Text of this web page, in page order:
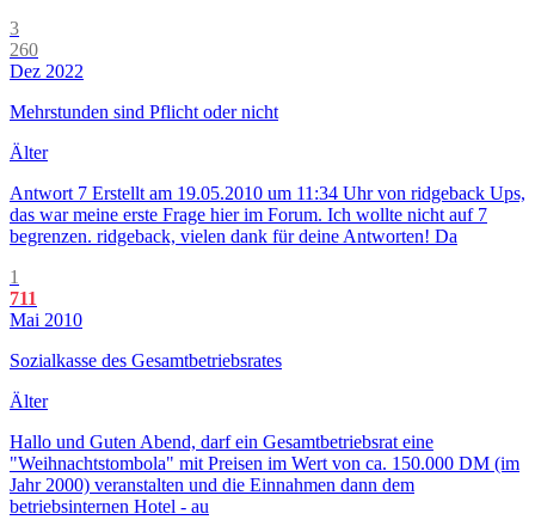
3
260
Dez 2022
Mehrstunden sind Pflicht oder nicht
Älter
Antwort 7 Erstellt am 19.05.2010 um 11:34 Uhr von ridgeback Ups,
das war meine erste Frage hier im Forum. Ich wollte nicht auf 7
begrenzen. ridgeback, vielen dank für deine Antworten! Da
1
711
Mai 2010
Sozialkasse des Gesamtbetriebsrates
Älter
Hallo und Guten Abend, darf ein Gesamtbetriebsrat eine
"Weihnachtstombola" mit Preisen im Wert von ca. 150.000 DM (im
Jahr 2000) veranstalten und die Einnahmen dann dem
betriebsinternen Hotel - au